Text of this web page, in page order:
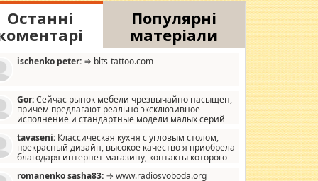
Останні
Популярні
матеріали
ischenko peter: ⇒ blts-tattoo.com
Gor:Сейчас рынок мебели чрезвычайно насыщен,
причем предлагают реально эксклюзивное
исполнение и стандартные модели малых серий
мало походит на стандартные формы, в MebelOk,
и что главное - со вкусом все в порядке,
ненужных наворотов удорожающих мебель, а это не
tavaseni: Классическая кухня с угловым столом,
прекрасный дизайн, высокое качество я приобрела
благодаря интернет магазину, контакты которого
romanenko sasha83: ⇒ www.radiosvoboda.org